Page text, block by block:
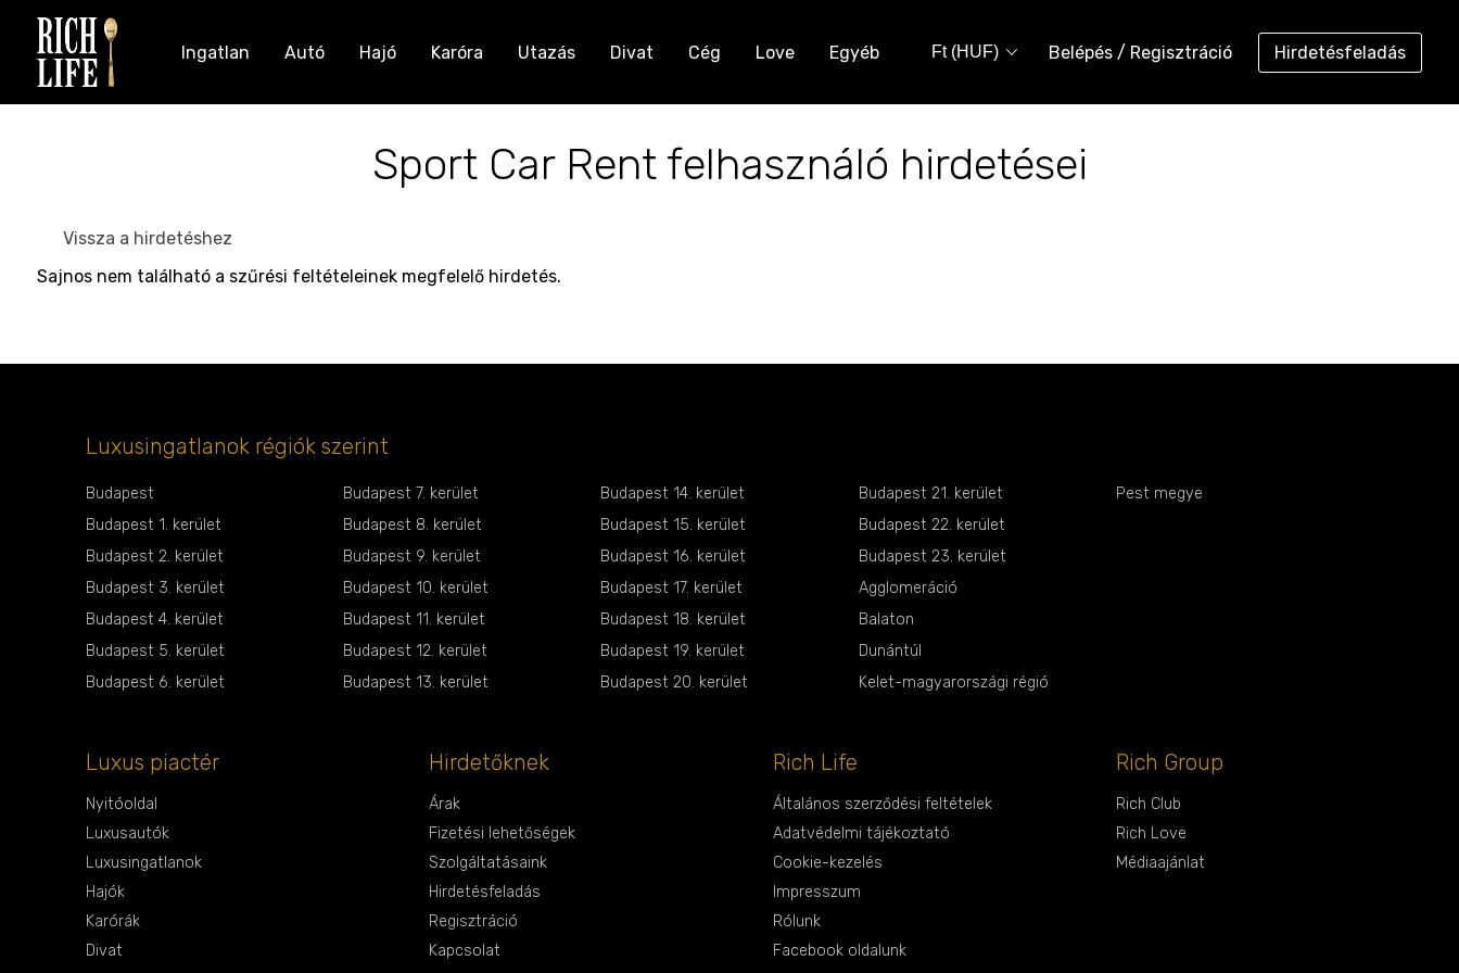
Ingatlan Autó Hajó Karóra Utazás Divat Cég Love Egyéb Ft (HUF) Belépés / Regisztráció Hirdetésfeladás
Sport Car Rent felhasználó hirdetései
Vissza a hirdetéshez
Sajnos nem található a szűrési feltételeinek megfelelő hirdetés.
Luxusingatlanok régiók szerint
Budapest
Budapest 1. kerület
Budapest 2. kerület
Budapest 3. kerület
Budapest 4. kerület
Budapest 5. kerület
Budapest 6. kerület
Budapest 7. kerület
Budapest 8. kerület
Budapest 9. kerület
Budapest 10. kerület
Budapest 11. kerület
Budapest 12. kerület
Budapest 13. kerület
Budapest 14. kerület
Budapest 15. kerület
Budapest 16. kerület
Budapest 17. kerület
Budapest 18. kerület
Budapest 19. kerület
Budapest 20. kerület
Budapest 21. kerület
Budapest 22. kerület
Budapest 23. kerület
Agglomeráció
Balaton
Dunántúl
Kelet-magyarországi régió
Pest megye
Luxus piactér
Nyitóoldal
Luxusautók
Luxusingatlanok
Hajók
Karórák
Divat
Hirdetőknek
Árak
Fizetési lehetőségek
Szolgáltatásaink
Hirdetésfeladás
Regisztráció
Kapcsolat
Rich Life
Általános szerződési feltételek
Adatvédelmi tájékoztató
Cookie-kezelés
Impresszum
Rólunk
Facebook oldalunk
Rich Group
Rich Club
Rich Love
Médiaajánlat